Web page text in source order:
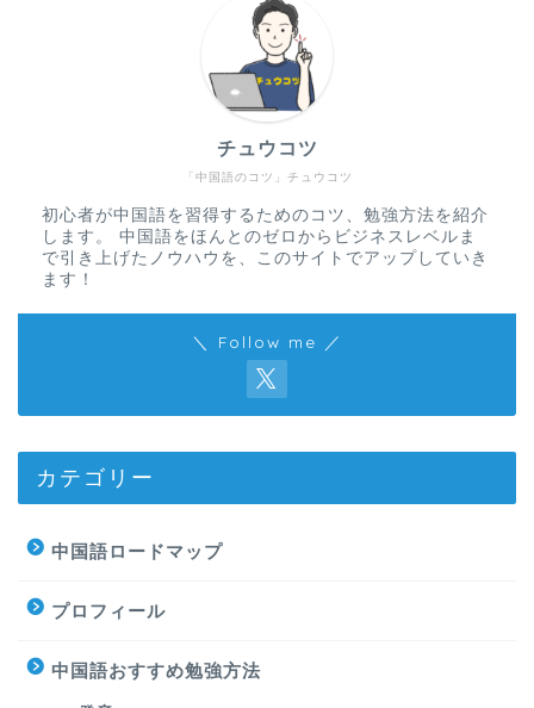
「中国語のコツ」チュウコツ
チュウコツ
初心者が中国語を習得するためのコツ、勉強方法を紹介
します。 中国語をほんとのゼロからビジネスレベルま
で引き上げたノウハウを、このサイトでアップしていき
ます！
＼ Follow me ／
カテゴリー
中国語ロードマップ
プロフィール
中国語おすすめ勉強方法